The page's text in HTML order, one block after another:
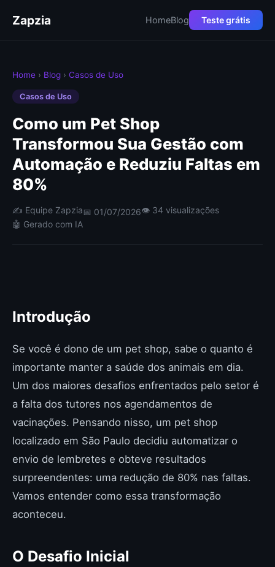
Zapzia HomeBlog Teste grátis
Home › Blog › Casos de Uso
Casos de Uso
Como um Pet Shop
Transformou Sua Gestão com
Automação e Reduziu Faltas em
80%
✍️ Equipe Zapzia📅 01/07/2026👁 34 visualizações
🤖 Gerado com IA
Introdução
Se você é dono de um pet shop, sabe o quanto é
importante manter a saúde dos animais em dia.
Um dos maiores desafios enfrentados pelo setor é
a falta dos tutores nos agendamentos de
vacinações. Pensando nisso, um pet shop
localizado em São Paulo decidiu automatizar o
envio de lembretes e obteve resultados
surpreendentes: uma redução de 80% nas faltas.
Vamos entender como essa transformação
aconteceu.
O Desafio Inicial